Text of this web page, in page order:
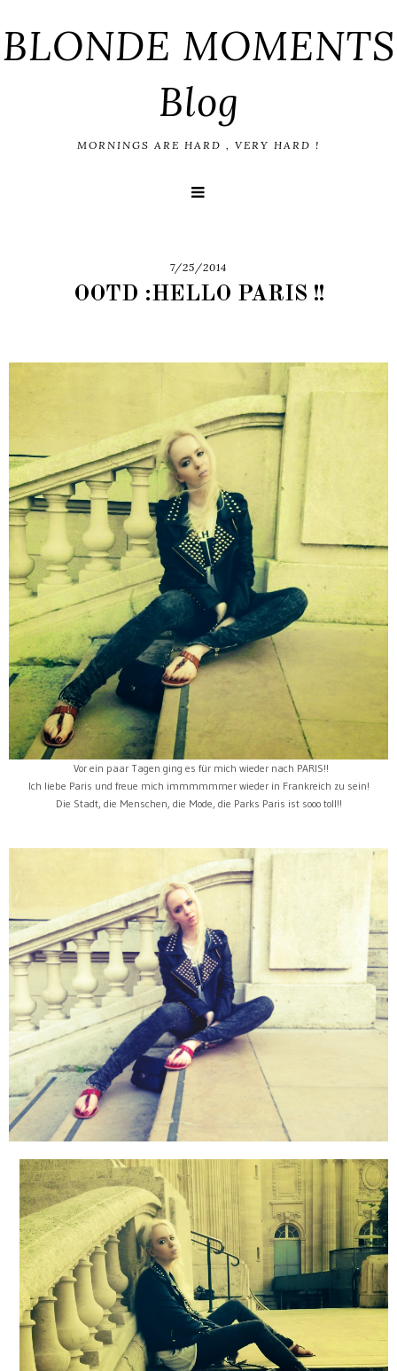
BLONDE MOMENTS
Blog
MORNINGS ARE HARD , VERY HARD !
7/25/2014
OOTD :HELLO PARIS !!
Vor ein paar Tagen ging es für mich wieder nach PARIS!!
Ich liebe Paris und freue mich immmmmmer wieder in Frankreich zu sein!
Die Stadt, die Menschen, die Mode, die Parks Paris ist sooo toll!!